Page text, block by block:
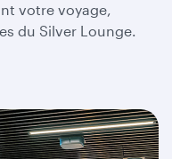
votre voyage,
du Silver Lounge.